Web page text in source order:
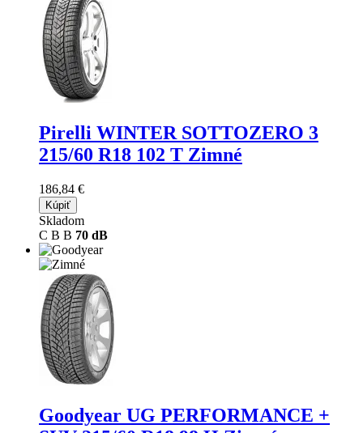
Pirelli WINTER SOTTOZERO 3
215/60 R18 102 T Zimné
186,84 €
Kúpiť
Skladom
C B B 70 dB
Goodyear UG PERFORMANCE +